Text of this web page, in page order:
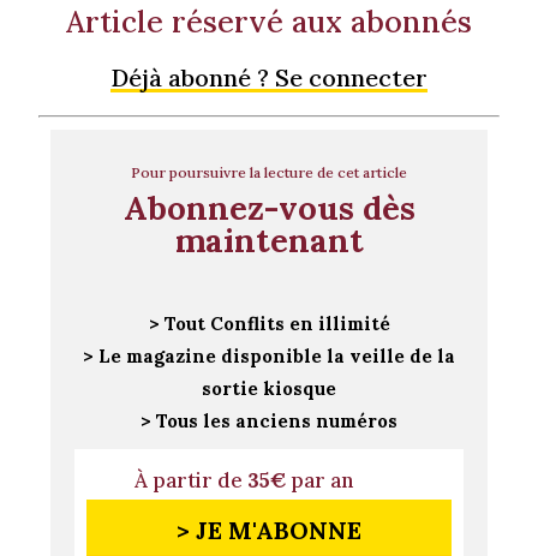
Article réservé aux abonnés
Déjà abonné ? Se connecter
Pour poursuivre la lecture de cet article
Abonnez-vous dès
maintenant
> Tout Conflits en illimité
> Le magazine disponible la veille de la
sortie kiosque
> Tous les anciens numéros
À partir de 35€par an
> JE M'ABONNE